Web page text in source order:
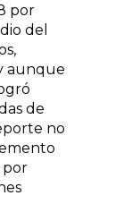
por
del
aunque
de
no
por